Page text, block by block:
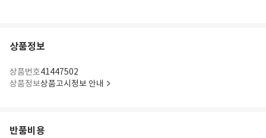
상품정보
상품번호41447502
상품정보상품고시정보 안내
반품비용